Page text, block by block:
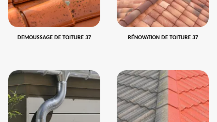
DEMOUSSAGE DE TOITURE 37 RÉNOVATION DE TOITURE 37